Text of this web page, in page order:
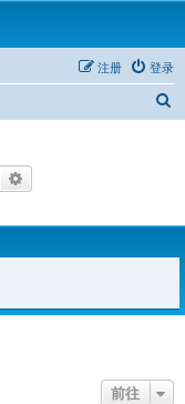
登录
注册
搜索
前往